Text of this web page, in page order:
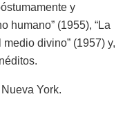
y
humano” (1955), “La
divino” (1957) y,
York.